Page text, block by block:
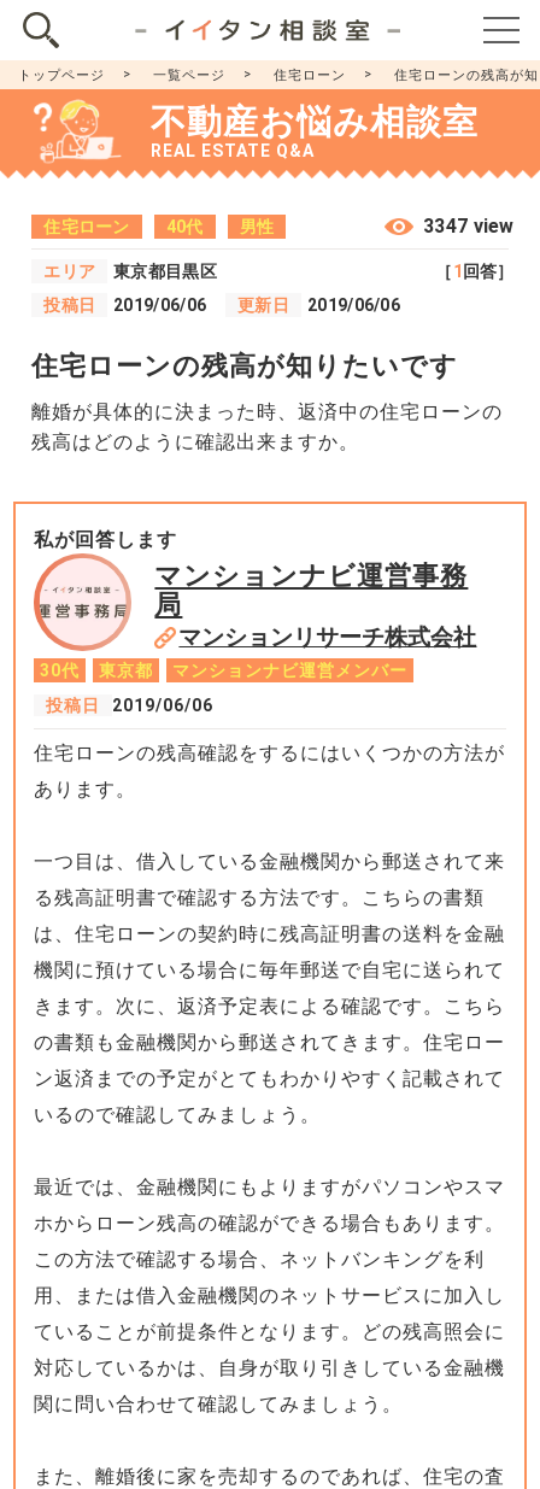
トップページ 一覧ページ 住宅ローン 住宅ローンの残高が
不動産お悩み相談室
REAL ESTATE Q&A
住宅ローン 40代 男性
エリア
東京都目黒区
投稿日
2019/06/06 更新日 2019/06/06
［1 回答］
3347 view
住宅ローンの残高が知りたいです
離婚が具体的に決まった時、返済中の住宅ローンの
残高はどのように確認出来ますか。
私が回答します
マンションナビ運営事務
局
マンションリサーチ株式会社
30代 東京都
マンションナビ運営メンバー
投稿日
2019/06/06
住宅ローンの残高確認をするにはいくつかの方法が
あります。
一つ目は、借入している金融機関から郵送されて来
る残高証明書で確認する方法です。こちらの書類
は、住宅ローンの契約時に残高証明書の送料を金融
機関に預けている場合に毎年郵送で自宅に送られて
きます。次に、返済予定表による確認です。こちら
の書類も金融機関から郵送されてきます。住宅ロー
ン返済までの予定がとてもわかりやすく記載されて
いるので確認してみましょう。
最近では、金融機関にもよりますがパソコンやスマ
ホからローン残高の確認ができる場合もあります。
この方法で確認する場合、ネットバンキングを利
用、または借入金融機関のネットサービスに加入し
ていることが前提条件となります。どの残高照会に
対応しているかは、自身が取り引きしている金融機
関に問い合わせて確認してみましょう。
また、離婚後に家を売却するのであれば、住宅の査